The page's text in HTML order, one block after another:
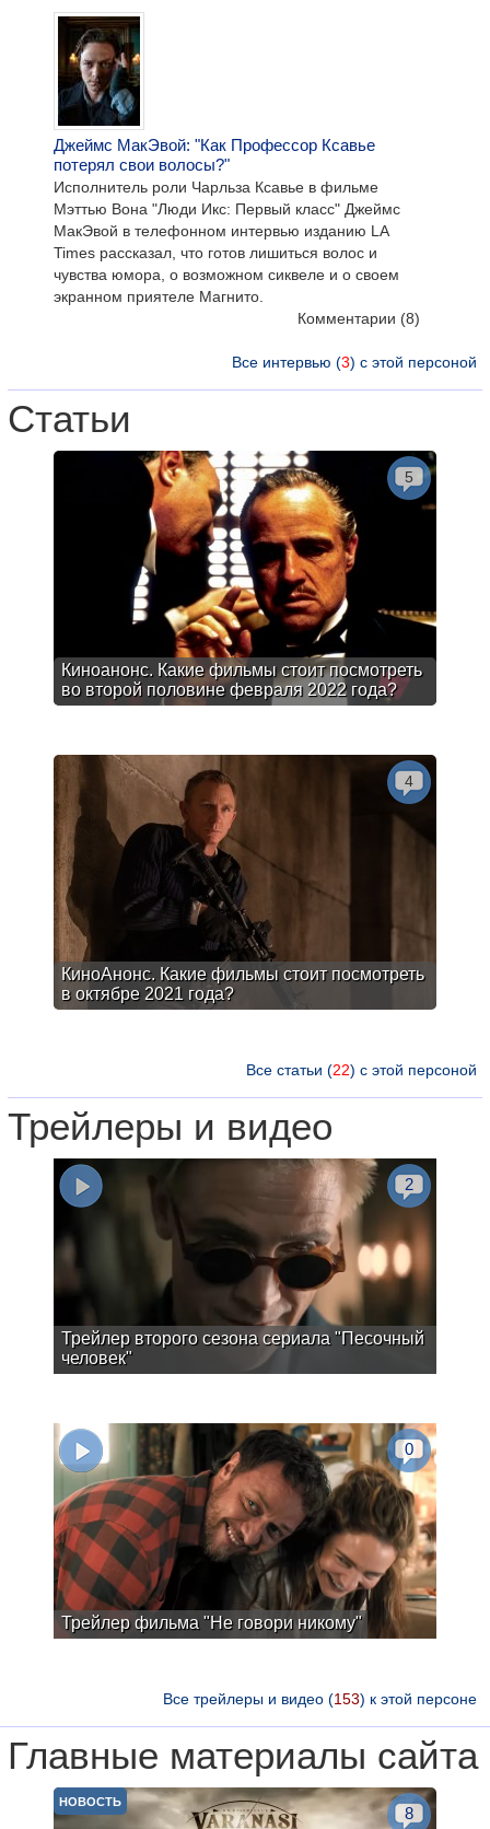
Джеймс МакЭвой: "Как Профессор Ксавье
потерял свои волосы?"
Исполнитель роли Чарльза Ксавье в фильме
Мэттью Вона "Люди Икс: Первый класс" Джеймс
МакЭвой в телефонном интервью изданию LA
Times рассказал, что готов лишиться волос и
чувства юмора, о возможном сиквеле и о своем
экранном приятеле Магнито.
Комментарии (8)
Все интервью (3) с этой персоной
Статьи
Киноанонс. Какие фильмы стоит посмотреть
во второй половине февраля 2022 года?
5
КиноАнонс. Какие фильмы стоит посмотреть
в октябре 2021 года?
4
Все статьи (22) с этой персоной
Трейлеры и видео
Трейлер второго сезона сериала "Песочный
человек"
2
Трейлер фильма "Не говори никому"
0
Все трейлеры и видео (153) к этой персоне
Главные материалы сайта
НОВОСТЬ
8